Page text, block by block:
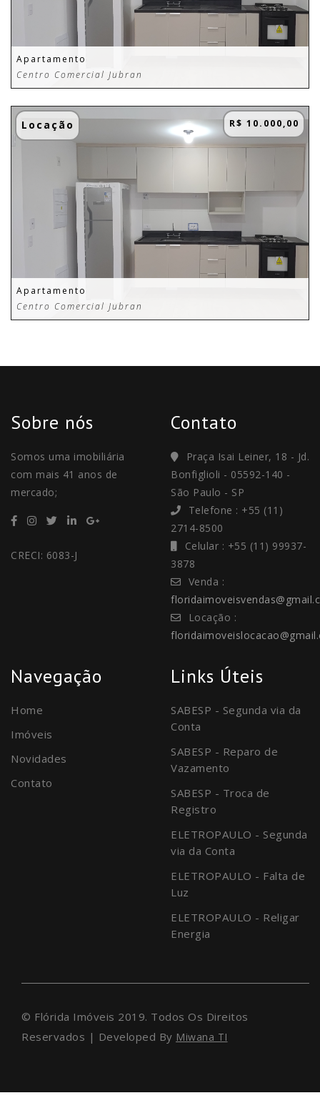
Apartamento
Centro Comercial Jubran
Locação R$ 10.000,00
Apartamento
Centro Comercial Jubran
Sobre nós
Somos uma imobiliária
com mais 41 anos de
mercado;
CRECI: 6083-J
Contato
Praça Isai Leiner, 18 - Jd.
Bonfiglioli - 05592-140 -
São Paulo - SP
Telefone : +55 (11)
2714-8500
Celular : +55 (11) 99937-
3878
Venda :
Locação :
Navegação
Home
Imóveis
Novidades
Contato
Links Úteis
SABESP - Segunda via da
Conta
SABESP - Reparo de
Vazamento
SABESP - Troca de
Registro
ELETROPAULO - Segunda
via da Conta
ELETROPAULO - Falta de
Luz
ELETROPAULO - Religar
Energia
© Flórida Imóveis 2019. Todos Os Direitos
Reservados | Developed By Miwana TI